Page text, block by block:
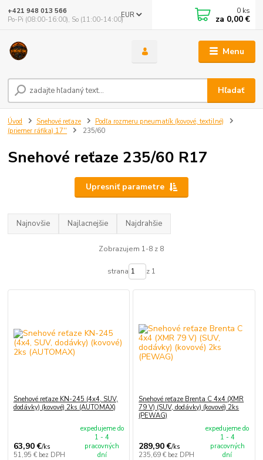
Menu
EUR
Hľadať
+421 948 013 566
Po-Pi (08:00-16:00), So (11:00-14:00)
0 ks
za 0,00 €
Úvod Snehové reťaze
Podľa rozmeru pneumatík (kovové, textilné)
(priemer ráfika) 17''
235/60
Snehové reťaze 235/60 R17
Upresniť parametre
Najnovšie Najlacnejšie Najdrahšie
Zobrazujem 1-8 z 8
strana z 1
Snehové reťaze KN-245 (4x4, SUV,
dodávky) (kovové) 2ks (AUTOMAX)
63,90 €/ks
51,95 € bez DPH
expedujeme do
1 - 4
pracovných
dní
Snehové reťaze Brenta C 4x4 (XMR
79 V) (SUV, dodávky) (kovové) 2ks
(PEWAG)
289,90 €/ks
235,69 € bez DPH
expedujeme do
1 - 4
pracovných
dní